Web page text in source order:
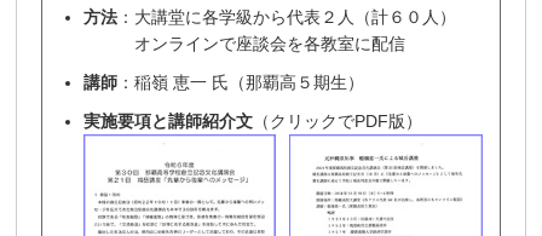
方法 ：大講堂に各学級から代表２人（計６０人）
オンラインで座談会を各教室に配信
講師 ：稲嶺 恵一 氏（那覇高５期生）
実施要項と講師紹介文 （クリックでPDF版）